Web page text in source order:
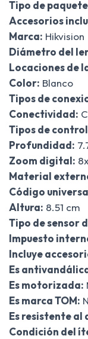
Tipo de
Accesorios
Marca: Hikvision
Diámetro del
Locaciones de
Color: Blanco
Tipos de
Conectividad:
Tipos de
Profundidad:
Zoom digital: 8x
Material
Código
Altura: 8.51 cm
Tipo de sensor
Impuesto
Incluye
Es
Es motorizada:
Es marca TOM:
Es resistente al
Condición del